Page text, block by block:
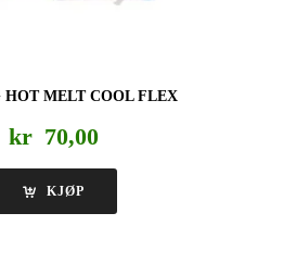
HOT MELT COOL FLEX
kr 70,00
KJØP